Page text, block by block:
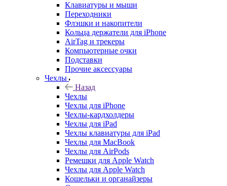
Клавиатуры и мыши
Переходники
Флэшки и накопители
Кольца держатели для iPhone
AirTag и трекеры
Компьютерные очки
Подставки
Прочие аксессуары
Чехлы
Назад
Чехлы
Чехлы для iPhone
Чехлы-кардхолдеры
Чехлы для iPad
Чехлы клавиатуры для iPad
Чехлы для MacBook
Чехлы для AirPods
Ремешки для Apple Watch
Чехлы для Apple Watch
Кошельки и органайзеры